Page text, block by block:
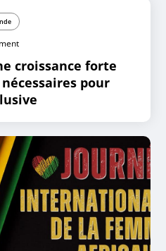
croissance forte
pour